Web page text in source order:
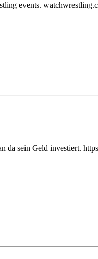
events.
sein Geld investiert.